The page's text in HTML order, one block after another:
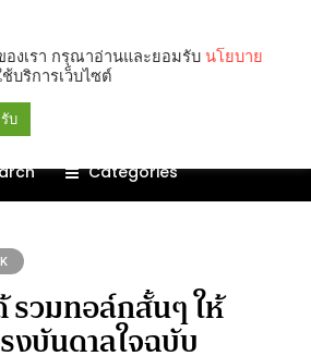
Categories
รวมทอล์กสั้นๆ ให้
งบันดาลใจฉบับ
องเรา กรุณาอ่านและยอมรับ นโยบาย
ช้บริการเว็บไซต์
บ